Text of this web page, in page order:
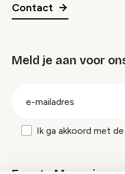
Contact
Meld je aan voor
Ik ga akkoord met de